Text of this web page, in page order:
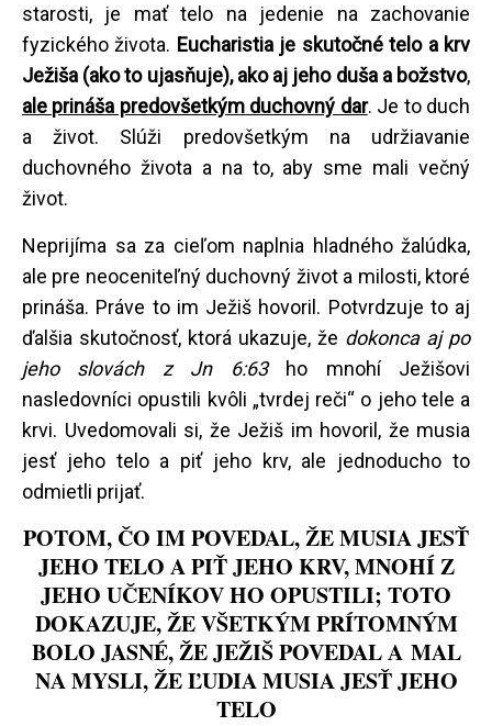
starosti, je mať telo na jedenie na zachovanie
fyzického života. Eucharistia je skutočné telo a krv
Ježiša (ako to ujasňuje), ako aj jeho duša a božstvo,
ale prináša predovšetkým duchovný dar. Je to duch
a život. Slúži predovšetkým na udržiavanie
duchovného života a na to, aby sme mali večný
život.
Neprijíma sa za cieľom naplnia hladného žalúdka,
ale pre neoceniteľný duchovný život a milosti, ktoré
prináša. Práve to im Ježiš hovoril. Potvrdzuje to aj
ďalšia skutočnosť, ktorá ukazuje, že dokonca aj po
jeho slovách z Jn 6:63 ho mnohí Ježišovi
nasledovníci opustili kvôli „tvrdej reči“ o jeho tele a
krvi. Uvedomovali si, že Ježiš im hovoril, že musia
jesť jeho telo a piť jeho krv, ale jednoducho to
odmietli prijať.
POTOM, ČO IM POVEDAL, ŽE MUSIA JESŤ
JEHO TELO A PIŤ JEHO KRV, MNOHÍ Z
JEHO UČENÍKOV HO OPUSTILI; TOTO
DOKAZUJE, ŽE VŠETKÝM PRÍTOMNÝM
BOLO JASNÉ, ŽE JEŽIŠ POVEDAL A MAL
NA MYSLI, ŽE ĽUDIA MUSIA JESŤ JEHO
TELO